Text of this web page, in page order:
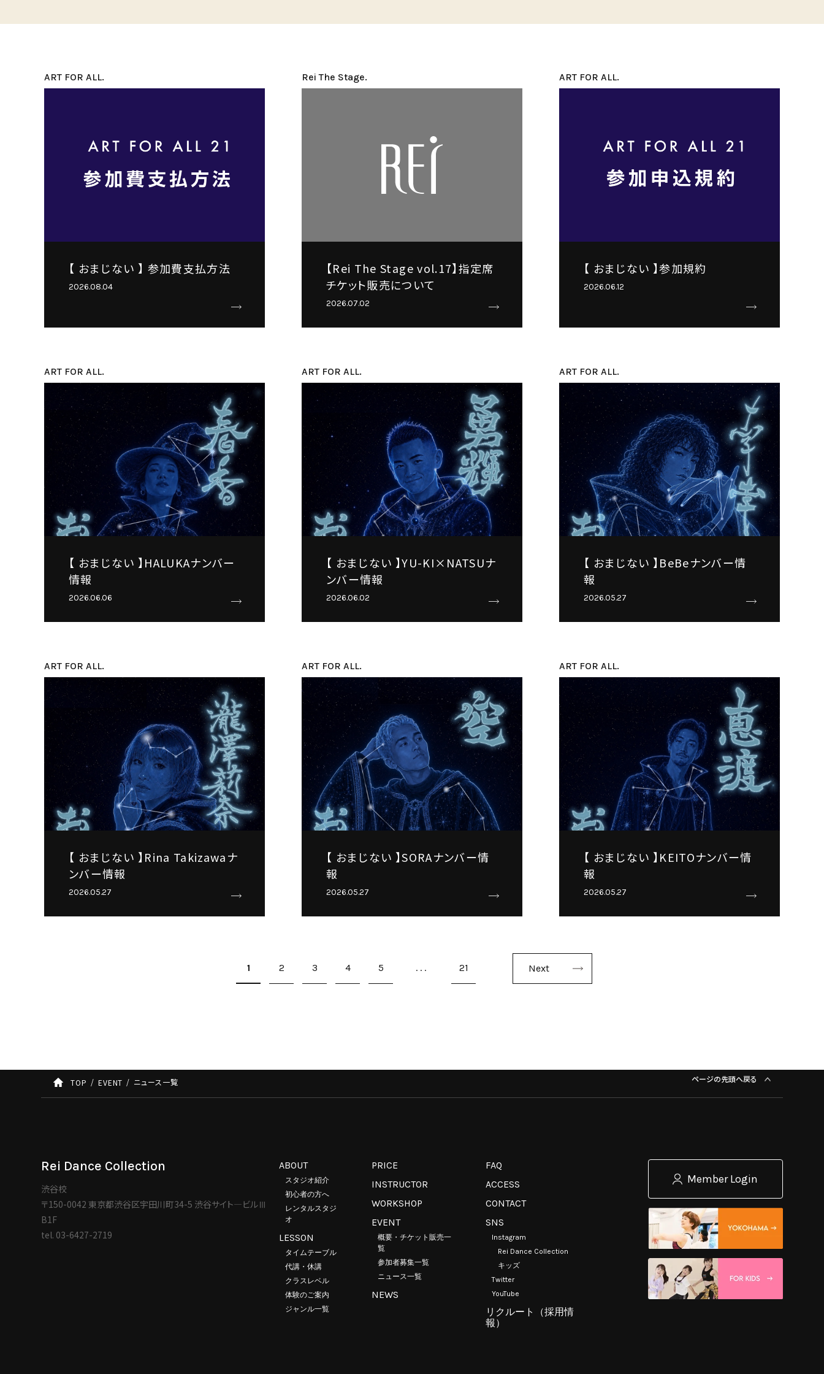
ART FOR ALL.
【 おまじない 】 参加費支払方法
2026.08.04
Rei The Stage.
【Rei The Stage vol.17】指定席
チケット販売について
2026.07.02
ART FOR ALL.
【 おまじない 】参加規約
2026.06.12
ART FOR ALL.
【 おまじない 】HALUKAナンバー
情報
2026.06.06
ART FOR ALL.
【 おまじない 】YU-KI×NATSUナ
ンバー情報
2026.06.02
ART FOR ALL.
【 おまじない 】BeBeナンバー情
報
2026.05.27
ART FOR ALL.
【 おまじない 】Rina Takizawaナ
ンバー情報
2026.05.27
ART FOR ALL.
【 おまじない 】SORAナンバー情
報
2026.05.27
ART FOR ALL.
【 おまじない 】KEITOナンバー情
報
2026.05.27
1 2 3 4 5 ... 21 Next
TOP EVENT ニュース一覧 ページの先頭へ戻る
Rei Dance Collection
渋谷校
〒150-0042 東京都渋谷区宇田川町34-5 渋谷サイト―ビルⅢ
B1F
tel. 03-6427-2719
ABOUT
スタジオ紹介
初心者の方へ
レンタルスタジ
オ
LESSON
タイムテーブル
代講・休講
クラスレベル
体験のご案内
ジャンル一覧
PRICE
INSTRUCTOR
WORKSHOP
EVENT
概要・チケット販売一
覧
参加者募集一覧
ニュース一覧
NEWS
FAQ
ACCESS
CONTACT
SNS
Instagram
Rei Dance Collection
キッズ
Twitter
YouTube
リクルート（採用情
報）
Member Login